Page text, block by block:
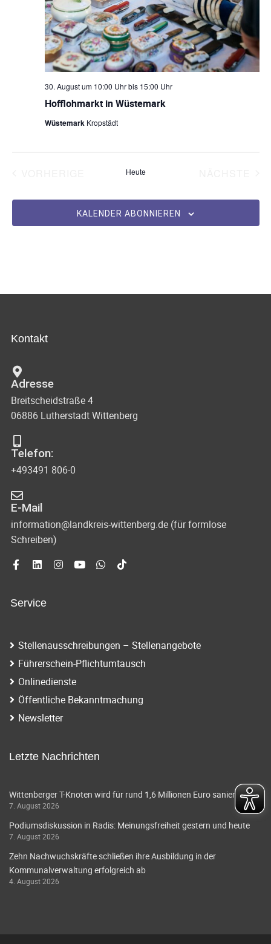
Hofflohmarkt in Wüstemark
30. August um 10:00 Uhrbis 15:00 Uhr
Wüstemark Kropstädt
VERANSTALTUNGEN
Heute
KALENDER ABONNIEREN
Kontakt
Adresse
Breitscheidstraße 4
06886 Lutherstadt Wittenberg
Telefon:
+493491 806-0
E-Mail
information@landkreis-wittenberg.de (für formlose
Schreiben)
Service
Stellenausschreibungen – Stellenangebote
Führerschein-Pflichtumtausch
Onlinedienste
Öffentliche Bekanntmachung
Newsletter
Letzte Nachrichten
Wittenberger T-Knoten wird für rund 1,6 Millionen Euro saniert
7. August 2026
Podiumsdiskussion in Radis: Meinungsfreiheit gestern und heute
7. August 2026
Zehn Nachwuchskräfte schließen ihre Ausbildung in der
Kommunalverwaltung erfolgreich ab
4. August 2026